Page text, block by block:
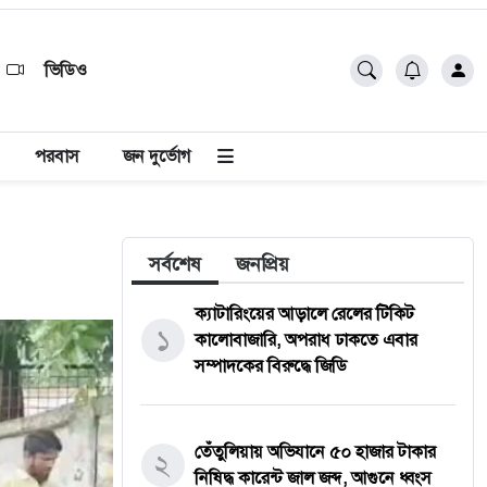
ভিডিও
পরবাস জন দুর্ভোগ
সর্বশেষ জনপ্রিয়
১
ক্যাটারিংয়ের আড়ালে রেলের টিকিট
কালোবাজারি, অপরাধ ঢাকতে এবার
সম্পাদকের বিরুদ্ধে জিডি
২
তেঁতুলিয়ায় অভিযানে ৫০ হাজার টাকার
নিষিদ্ধ কারেন্ট জাল জব্দ, আগুনে ধ্বংস